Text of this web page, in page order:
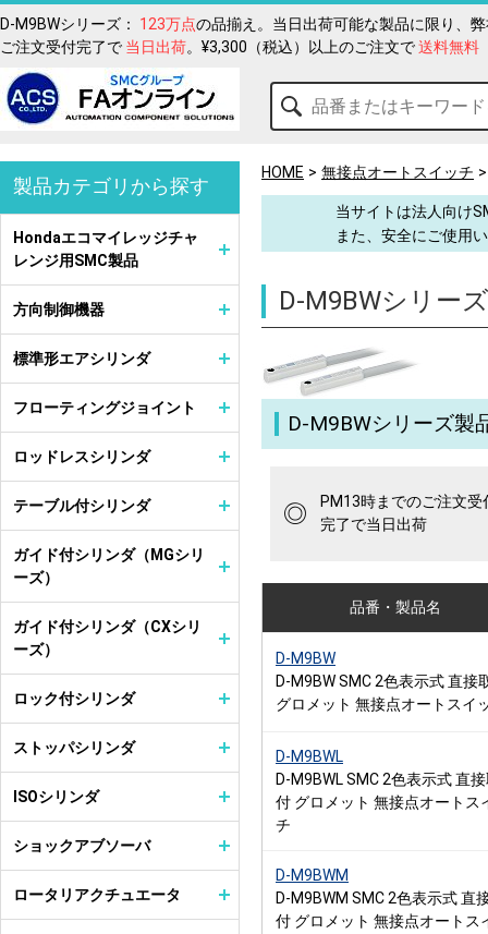
D-M9BWシリーズ： 123万点の品揃え。当日出荷可能な製品に限り、
ご注文受付完了で 当日出荷。¥3,300（税込）以上のご注文で送料無料
HOME 無接点オートスイッチ
当サイトは法人向け
また、安全にご使用
D-M9BWシリーズ
D-M9BWシリーズ製
◎
PM13時までのご注文受
完了で当日出荷
品番・製品名
D-M9BW
D-M9BW SMC 2色表示式 直接
グロメット 無接点オートスイ
D-M9BWL
D-M9BWL SMC 2色表示式 直
付 グロメット 無接点オートス
チ
D-M9BWM
D-M9BWM SMC 2色表示式 直
付 グロメット 無接点オートス
製品カテゴリから探す
Hondaエコマイレッジチャ
レンジ用SMC製品
方向制御機器
標準形エアシリンダ
フローティングジョイント
ロッドレスシリンダ
テーブル付シリンダ
ガイド付シリンダ（MGシリ
ーズ）
ガイド付シリンダ（CXシリ
ーズ）
ロック付シリンダ
ストッパシリンダ
ISOシリンダ
ショックアブソーバ
ロータリアクチュエータ